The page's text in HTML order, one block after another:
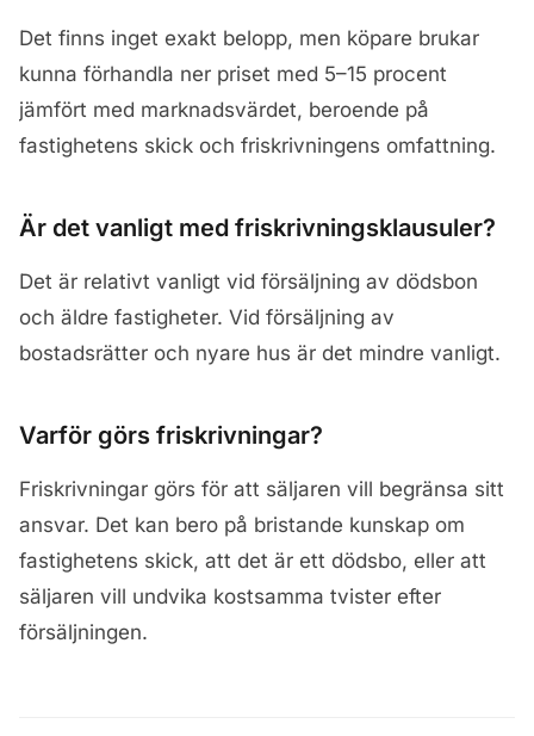
Det finns inget exakt belopp, men köpare brukar
kunna förhandla ner priset med 5–15 procent
jämfört med marknadsvärdet, beroende på
fastighetens skick och friskrivningens omfattning.
Är det vanligt med friskrivningsklausuler?
Det är relativt vanligt vid försäljning av dödsbon
och äldre fastigheter. Vid försäljning av
bostadsrätter och nyare hus är det mindre vanligt.
Varför görs friskrivningar?
Friskrivningar görs för att säljaren vill begränsa sitt
ansvar. Det kan bero på bristande kunskap om
fastighetens skick, att det är ett dödsbo, eller att
säljaren vill undvika kostsamma tvister efter
försäljningen.